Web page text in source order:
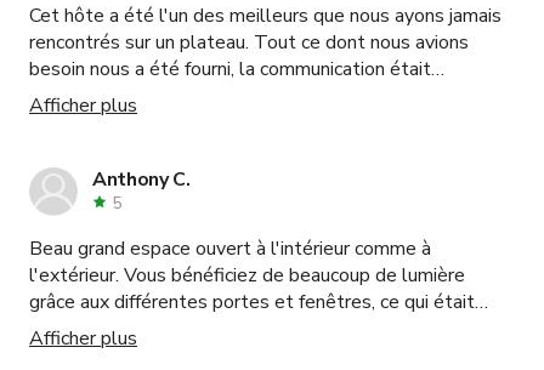
Cet hôte a été l'un des meilleurs que nous ayons jamais
rencontrés sur un plateau. Tout ce dont nous avions
besoin nous a été fourni, la communication était
excellente et rien ne semblait déplacé. Je le
recommande vivement si vous avez besoin d'un lieu pour
Afficher plus
Anthony C.
5
Beau grand espace ouvert à l'intérieur comme à
l'extérieur. Vous bénéficiez de beaucoup de lumière
grâce aux différentes portes et fenêtres, ce qui était
parfait pour ce tournage particulier. Les propriétaires
étaient très accommodants et agréables à travailler. Je
Afficher plus